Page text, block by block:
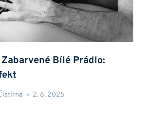
Bílé Prádlo:
2. 8. 2025